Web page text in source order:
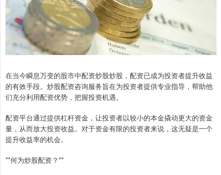
在当今瞬息万变的股市中配资炒股炒股，配资已成为投资者提升收益
的有效手段。炒股配资咨询服务旨在为投资者提供专业指导，帮助他
们充分利用配资优势，把握投资机遇。
配资平台通过提供杠杆资金，让投资者以较小的本金撬动更大的资金
量，从而放大投资收益。对于资金有限的投资者来说，这无疑是一个
提升收益率的机会。
**何为炒股配资？**